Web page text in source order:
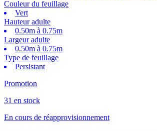
Couleur du feuillage
Vert
Hauteur adulte
0.50m à 0.75m
Largeur adulte
0.50m à 0.75m
Type de feuillage
Persistant
Promotion
31 en stock
En cours de réapprovisionnement